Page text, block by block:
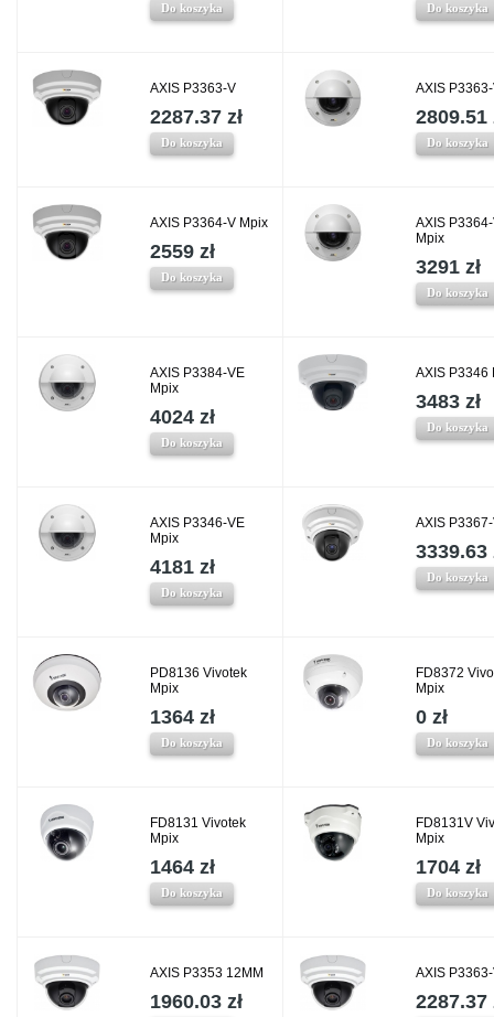
Do koszyka Do koszyka
AXIS P3363-V
2287.37 zł
Do koszyka
AXIS
2809.51
Do koszyka
AXIS P3364-V Mpix
2559 zł
Do koszyka
AXIS
Mpix
3291 zł
Do koszyka
AXIS P3384-VE
Mpix
4024 zł
Do koszyka
AXIS P3346
3483 zł
Do koszyka
AXIS P3346-VE
Mpix
4181 zł
Do koszyka
AXIS
3339.63
Do koszyka
PD8136 Vivotek
Mpix
1364 zł
Do koszyka
FD8372
Mpix
0 zł
Do koszyka
FD8131 Vivotek
Mpix
1464 zł
Do koszyka
FD8131V
Mpix
1704 zł
Do koszyka
AXIS P3353 12MM
1960.03 zł
AXIS
2287.37